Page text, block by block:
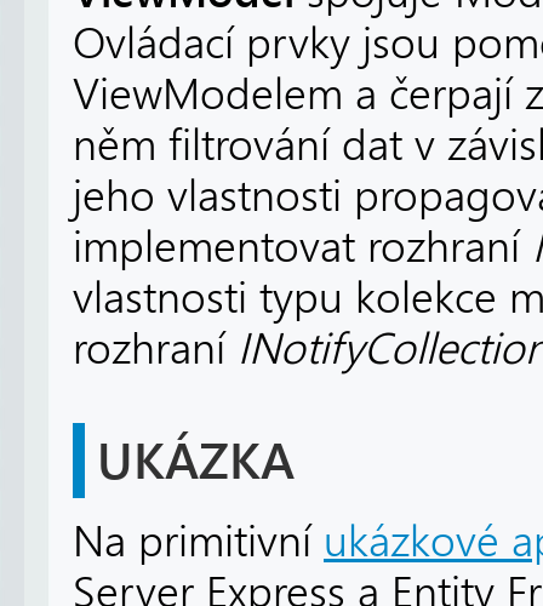
Ovládací prvky jsou
ViewModelem a čerpají
něm filtrování dat v
jeho vlastnosti
implementovat rozhraní
vlastnosti typu kolekce
rozhraní
UKÁZKA
Na primitivní ukázkové
Server Express a Entity